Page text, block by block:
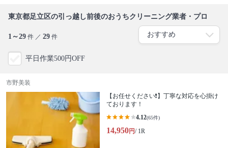
東京都足立区の引っ越し前後のおうちクリーニング業者・プロ
1～29 件 ／ 29 件
平日作業500円OFF
市野美装
【お任せください❗️】丁寧な対応を心掛け
ております！
4.12(65件)
14,950円/ 1R